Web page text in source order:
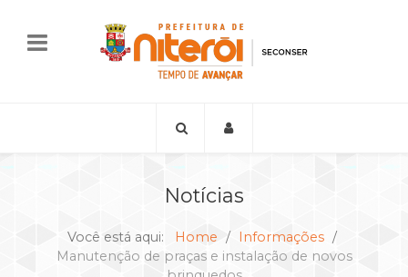
Notícias
Você está aqui: Home
Informações
Manutenção de praças e instalação de novos